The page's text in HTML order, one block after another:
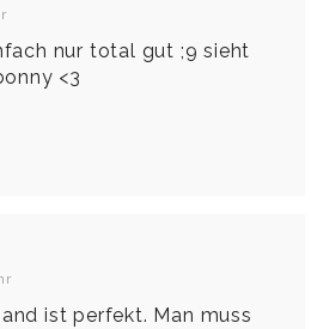
nur total gut ;9 sieht
<3
ist perfekt. Man muss